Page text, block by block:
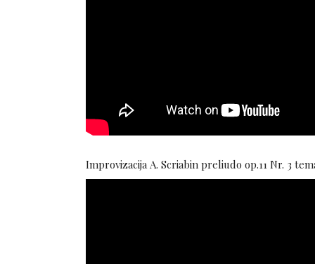
Improvizacija A. Scriabin preliudo op.11 Nr. 3